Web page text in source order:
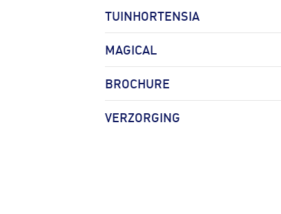
TUINHORTENSIA
MAGICAL
BROCHURE
VERZORGING